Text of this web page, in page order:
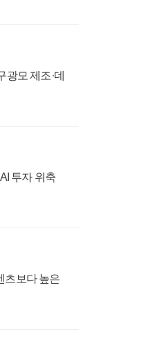
모 제조·데
투자 위축
츠보다 높은